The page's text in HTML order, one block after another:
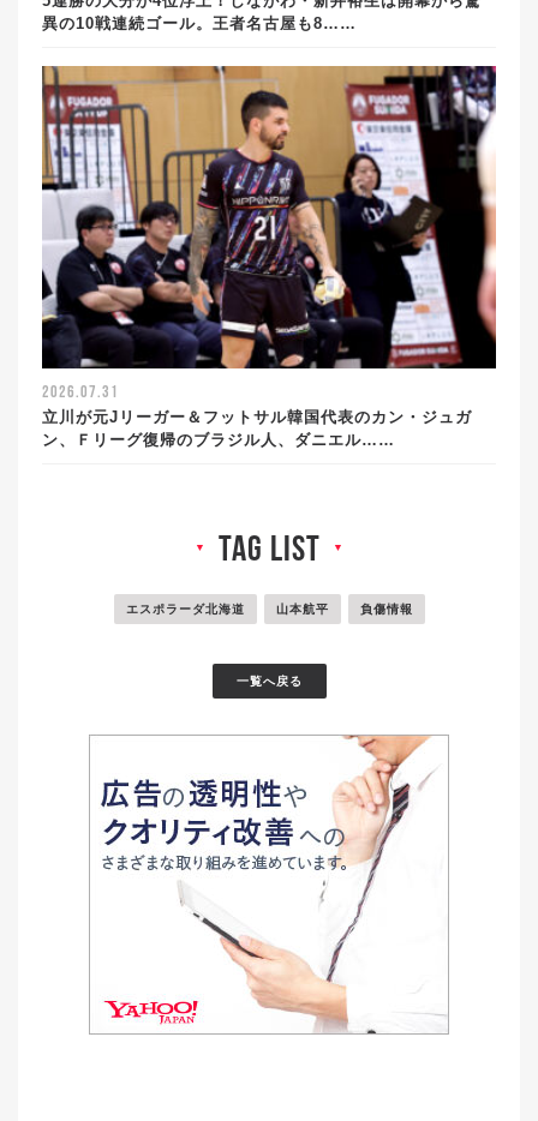
異の10戦連続ゴール。王者名古屋も8……
2026.07.31
立川が元Jリーガー＆フットサル韓国代表のカン・ジュガ
ン、Ｆリーグ復帰のブラジル人、ダニエル……
▼ tag list ▼
エスポラーダ北海道 山本航平 負傷情報
一覧へ戻る